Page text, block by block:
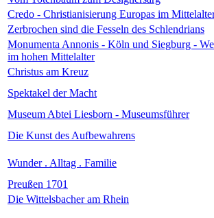
Credo - Christianisierung Europas im
Zerbrochen sind die Fesseln des Schlendrians
Monumenta Annonis - Köln und Siegburg -
im hohen Mittelalter
Christus am Kreuz
Spektakel der Macht
Museum Abtei Liesborn - Museumsführer
Die Kunst des Aufbewahrens
Wunder . Alltag . Familie
Preußen 1701
Die Wittelsbacher am Rhein